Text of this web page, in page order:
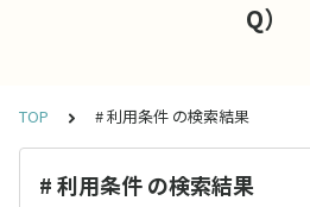
Q）
TOP # 利用条件 の検索結果
# 利用条件 の検索結果